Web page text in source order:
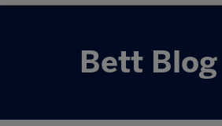
Bett Blog